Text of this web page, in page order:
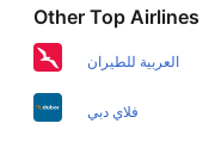
بالقرب من المطار
للأطفال و
Other Top Airlines
العربية للطيران
فلاي دبي